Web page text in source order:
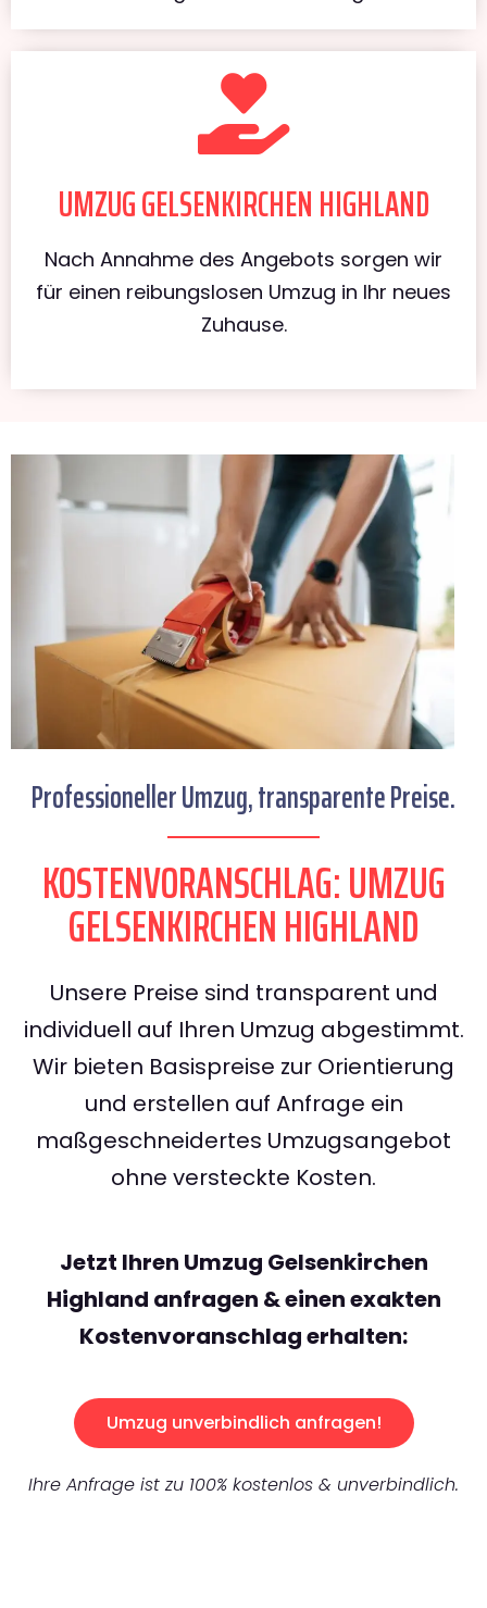
UMZUG GELSENKIRCHEN HIGHLAND
Nach Annahme des Angebots sorgen wir
für einen reibungslosen Umzug in Ihr neues
Zuhause.
Professioneller Umzug, transparente Preise.
KOSTENVORANSCHLAG: UMZUG
GELSENKIRCHEN HIGHLAND
Unsere Preise sind transparent und
individuell auf Ihren Umzug abgestimmt.
Wir bieten Basispreise zur Orientierung
und erstellen auf Anfrage ein
maßgeschneidertes Umzugsangebot
ohne versteckte Kosten.
Jetzt Ihren Umzug Gelsenkirchen
Highland anfragen & einen exakten
Kostenvoranschlag erhalten:
Umzug unverbindlich anfragen!
Ihre Anfrage ist zu 100% kostenlos & unverbindlich.